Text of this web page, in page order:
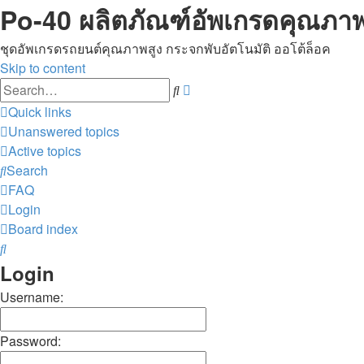
Po-40 ผลิตภัณฑ์อัพเกรดคุณภา
ชุดอัพเกรดรถยนต์คุณภาพสูง กระจกพับอัตโนมัติ ออโต้ล็อค
Skip to content
Search
Quick links
Unanswered topics
Active topics
Search
FAQ
Login
Board index
Search
Login
Username:
Password: